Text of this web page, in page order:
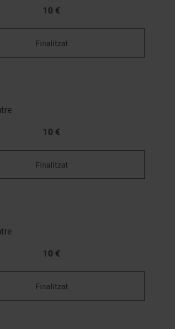
10 €
Finalitzat
10 €
Finalitzat
10 €
Finalitzat